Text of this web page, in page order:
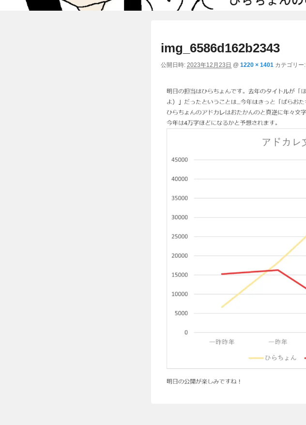
img_6586d162b2343
公開日時: 2023年12月23日 @ 1220 × 1401 カテゴリー: